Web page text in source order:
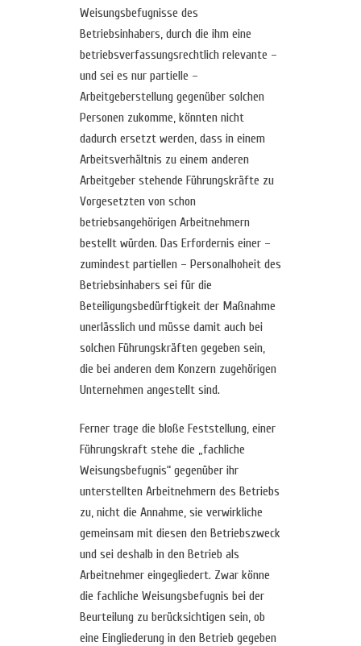
Weisungsbefugnisse des
Betriebsinhabers, durch die ihm eine
betriebsverfassungsrechtlich relevante –
und sei es nur partielle –
Arbeitgeberstellung gegenüber solchen
Personen zukomme, könnten nicht
dadurch ersetzt werden, dass in einem
Arbeitsverhältnis zu einem anderen
Arbeitgeber stehende Führungskräfte zu
Vorgesetzten von schon
betriebsangehörigen Arbeitnehmern
bestellt würden. Das Erfordernis einer –
zumindest partiellen – Personalhoheit des
Betriebsinhabers sei für die
Beteiligungsbedürftigkeit der Maßnahme
unerlässlich und müsse damit auch bei
solchen Führungskräften gegeben sein,
die bei anderen dem Konzern zugehörigen
Unternehmen angestellt sind.
Ferner trage die bloße Feststellung, einer
Führungskraft stehe die „fachliche
Weisungsbefugnis“ gegenüber ihr
unterstellten Arbeitnehmern des Betriebs
zu, nicht die Annahme, sie verwirkliche
gemeinsam mit diesen den Betriebszweck
und sei deshalb in den Betrieb als
Arbeitnehmer eingegliedert. Zwar könne
die fachliche Weisungsbefugnis bei der
Beurteilung zu berücksichtigen sein, ob
eine Eingliederung in den Betrieb gegeben